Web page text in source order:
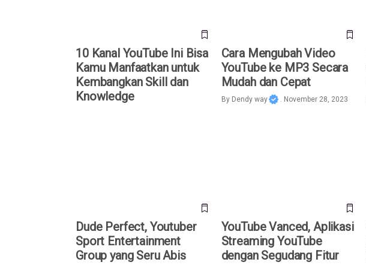
10 Kanal YouTube Ini Bisa
Kamu Manfaatkan untuk
Kembangkan Skill dan
Knowledge
Cara Mengubah Video
YouTube ke MP3 Secara
Mudah dan Cepat
By Dendy way . November 28, 2023
Dude Perfect, Youtuber
Sport Entertainment
Group yang Seru Abis
YouTube Vanced, Aplikasi
Streaming YouTube
dengan Segudang Fitur